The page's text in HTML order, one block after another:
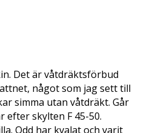
Det är våtdräktsförbud
något som jag sett till
simma utan våtdräkt. Går
efter skylten F 45-50.
Odd har kvalat och varit